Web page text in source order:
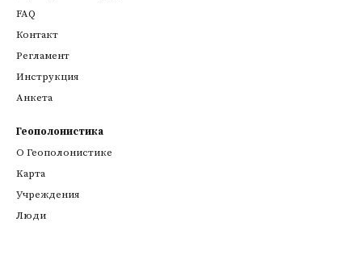
FAQ
Контакт
Регламент
Инструкция
Анкета
Геополонистика
О Геополонистике
Kарта
Учреждения
Люди